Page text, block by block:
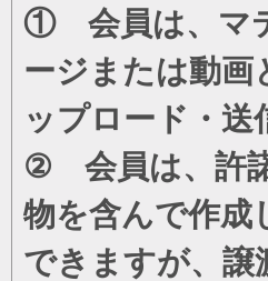
① 会員は、マ
ージまたは動画
ップロード・
② 会員は、許
物を含んで作成
できますが、譲